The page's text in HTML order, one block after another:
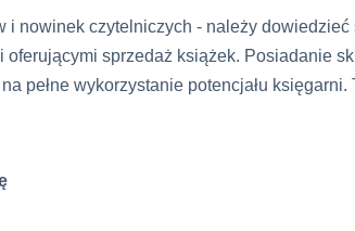
i nowinek czytelniczych - należy
oferującymi sprzedaż książek. Posiadanie
pełne wykorzystanie potencjału księgarni.